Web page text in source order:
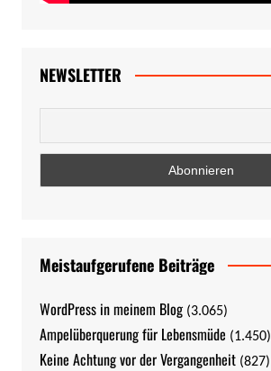
NEWSLETTER
Meistaufgerufene Beiträge
WordPress in meinem Blog (3.065)
Ampelüberquerung für Lebensmüde (1.450)
Keine Achtung vor der Vergangenheit (827)